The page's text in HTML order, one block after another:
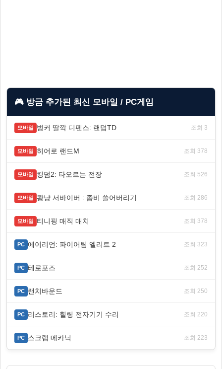
🎮 방금 추가된 최신 모바일 / PC게임
모바일 벙커 딸깍 디펜스: 랜덤TD 조회 3
모바일 히어로 랜드M 조회 378
모바일 킹덤2: 타오르는 전장 조회 526
모바일 쾅냥 서바이버 : 좀비 쓸어버리기 조회 286
모바일 티니핑 매직 매치 조회 378
PC 에이리언: 파이어팀 엘리트 2 조회 323
PC 테로포즈 조회 252
PC 랜치바운드 조회 250
PC 리스토리: 힐링 전자기기 수리 조회 220
PC 스크랩 메카닉 조회 223